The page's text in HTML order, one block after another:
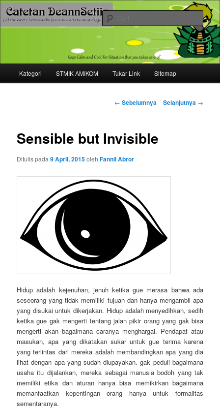
Mari bermimpi dan ciptakan kehendak
Cari
Langsung
utama
Kategori STMIK AMIKOM Tukar Link Sitemap
Navigasi
← Sebelumnya Selanjutnya →
Sensible but Invisible
Ditulis pada9 April, 2015olehFannil Abror
Hidup adalah kejenuhan, jenuh ketika gue merasa bahwa ada
seseorang yang tidak memiliki tujuan dan hanya mengambil apa
yang disukai untuk dikerjakan. Hidup adalah menyedihkan, sedih
ketika gue gak mengerti tentang jalan pikir orang yang gak bisa
mengerti akan bagaimana caranya menghargai. Pendapat atau
masukan, apa yang dikatakan sukar untuk gue terima karena
yang terlintas dari mereka adalah membandingkan apa yang dia
lihat dengan apa yang sudah diupayakan. gak peduli bagaimana
usaha itu dijalankan, mereka sebagai manusia bodoh yang tak
memiliki etika dan aturan hanya bisa memikirkan bagaimana
memanfaatkan kepentingan orang hanya untuk formalitas
sementaranya.